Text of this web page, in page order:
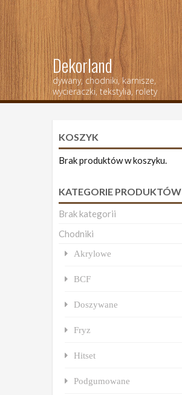
Dekorland
dywany, chodniki, karnisze,
wycieraczki, tekstylia, rolety
KOSZYK
Brak produktów w koszyku.
KATEGORIE PRODUKTÓW
Brak kategorii
Chodniki
Akrylowe
BCF
Doszywane
Fryz
Hitset
Podgumowane